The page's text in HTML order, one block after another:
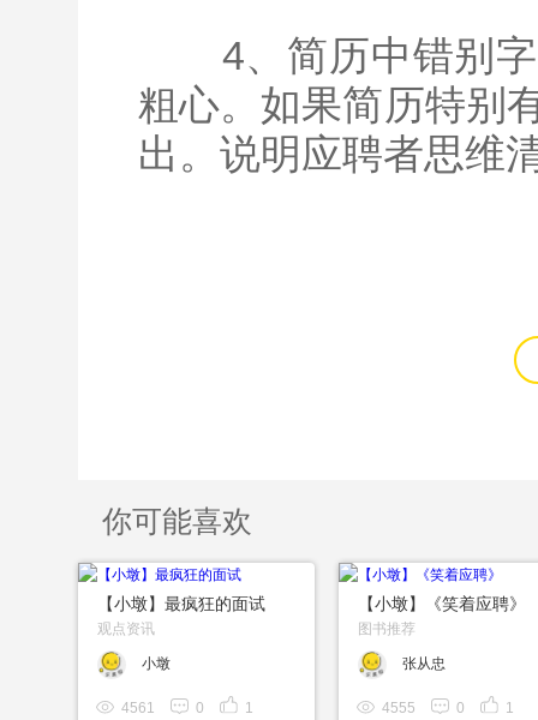
4、简历中错别字
粗心。如果简历特别
出。说明应聘者思维
你可能喜欢
【小墩】最疯狂的面试
观点资讯
小墩
4561 0 1
【小墩】《笑着应聘》
图书推荐
张从忠
4555 0 1